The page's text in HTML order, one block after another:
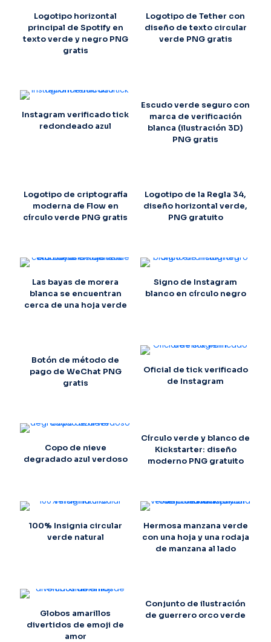
Logotipo horizontal
principal de Spotify en
texto verde y negro PNG
gratis
Logotipo de Tether con
diseño de texto circular
verde PNG gratis
Instagram verificado tick
redondeado azul
Escudo verde seguro con
marca de verificación
blanca (ilustración 3D)
PNG gratis
Logotipo de criptografía
moderna de Flow en
círculo verde PNG gratis
Logotipo de la Regla 34,
diseño horizontal verde,
PNG gratuito
Las bayas de morera
blanca se encuentran
cerca de una hoja verde
Signo de Instagram
blanco en círculo negro
Botón de método de
pago de WeChat PNG
gratis
Oficial de tick verificado
de Instagram
Copo de nieve
degradado azul verdoso
Círculo verde y blanco de
Kickstarter: diseño
moderno PNG gratuito
100% Insignia circular
verde natural
Hermosa manzana verde
con una hoja y una rodaja
de manzana al lado
Globos amarillos
divertidos de emoji de
amor
Conjunto de ilustración
de guerrero orco verde